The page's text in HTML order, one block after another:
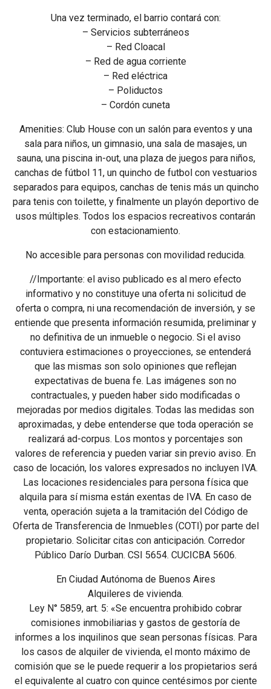
Una vez terminado, el barrio contará con:
– Servicios subterráneos
– Red Cloacal
– Red de agua corriente
– Red eléctrica
– Poliductos
– Cordón cuneta
Amenities: Club House con un salón para eventos y una
sala para niños, un gimnasio, una sala de masajes, un
sauna, una piscina in-out, una plaza de juegos para niños,
canchas de fútbol 11, un quincho de futbol con vestuarios
separados para equipos, canchas de tenis más un quincho
para tenis con toilette, y finalmente un playón deportivo de
usos múltiples. Todos los espacios recreativos contarán
con estacionamiento.
No accesible para personas con movilidad reducida.
//Importante: el aviso publicado es al mero efecto
informativo y no constituye una oferta ni solicitud de
oferta o compra, ni una recomendación de inversión, y se
entiende que presenta información resumida, preliminar y
no definitiva de un inmueble o negocio. Si el aviso
contuviera estimaciones o proyecciones, se entenderá
que las mismas son solo opiniones que reflejan
expectativas de buena fe. Las imágenes son no
contractuales, y pueden haber sido modificadas o
mejoradas por medios digitales. Todas las medidas son
aproximadas, y debe entenderse que toda operación se
realizará ad-corpus. Los montos y porcentajes son
valores de referencia y pueden variar sin previo aviso. En
caso de locación, los valores expresados no incluyen IVA.
Las locaciones residenciales para persona física que
alquila para sí misma están exentas de IVA. En caso de
venta, operación sujeta a la tramitación del Código de
Oferta de Transferencia de Inmuebles (COTI) por parte del
propietario. Solicitar citas con anticipación. Corredor
Público Darío Durban. CSI 5654. CUCICBA 5606.
En Ciudad Autónoma de Buenos Aires
Alquileres de vivienda.
Ley N° 5859, art. 5: «Se encuentra prohibido cobrar
comisiones inmobiliarias y gastos de gestoría de
informes a los inquilinos que sean personas físicas. Para
los casos de alquiler de vivienda, el monto máximo de
comisión que se le puede requerir a los propietarios será
el equivalente al cuatro con quince centésimos por ciente